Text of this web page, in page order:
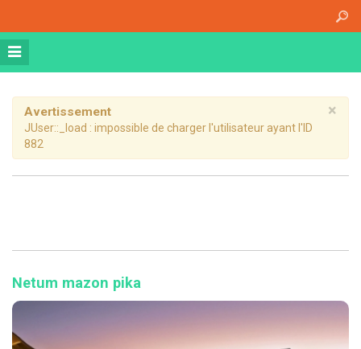
×
Avertissement
JUser::_load : impossible de charger l'utilisateur ayant l'ID
882
Netum mazon pika
A propos
Athena Medical Center (AMC)
Plateau Technique
Hospitalisation de jour
Hospitalisation complète
Imagerie Médicale
Médecine Nucléaire
Radiothérapie
Chirurgie